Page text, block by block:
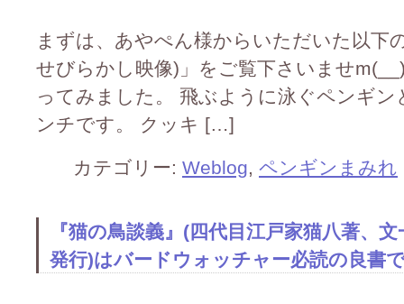
まずは、あやぺん様からいただいた以下
せびらかし映像)」をご覧下さいませ
ってみました。 飛ぶように泳ぐペンギ
ンチです。 クッキ […]
カテゴリー: Weblog, ペンギンまみれ
『猫の鳥談義』(四代目江戸家猫八著、
発行)はバードウォッチャー必読の良書